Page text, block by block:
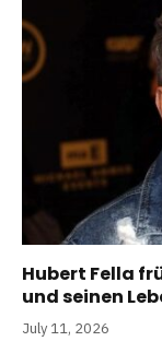
Hubert Fella
und seinen
July 11, 2026